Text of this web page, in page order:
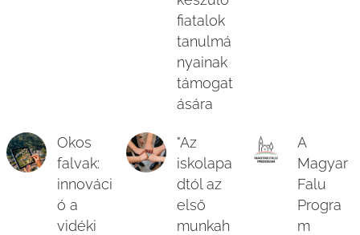
fiatalok
tanulmá
nyainak
támogat
ására
Okos
falvak:
innováci
ó a
vidéki
"Az
iskolapa
dtól az
első
munkah
A
Magyar
Falu
Progra
m